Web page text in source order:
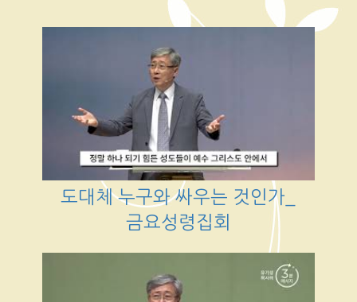
도대체 누구와 싸우는 것인가_
금요성령집회